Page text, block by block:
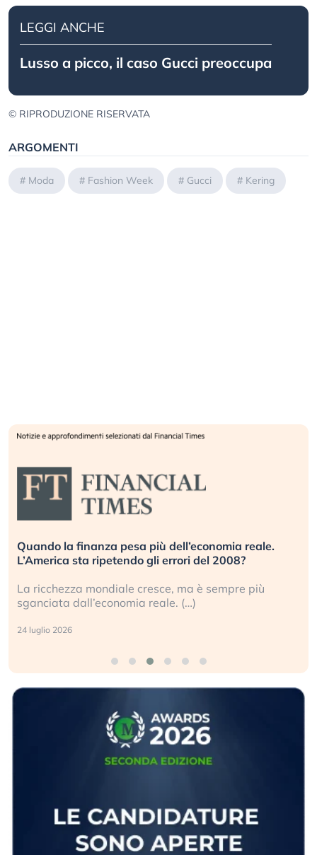
LEGGI ANCHE
Lusso a picco, il caso Gucci preoccupa
© RIPRODUZIONE RISERVATA
ARGOMENTI
# Moda # Fashion Week # Gucci # Kering
Quando la finanza pesa più dell’economia reale.
L’America sta ripetendo gli errori del 2008?
La ricchezza mondiale cresce, ma è sempre più
sganciata dall’economia reale. (…)
24 luglio 2026